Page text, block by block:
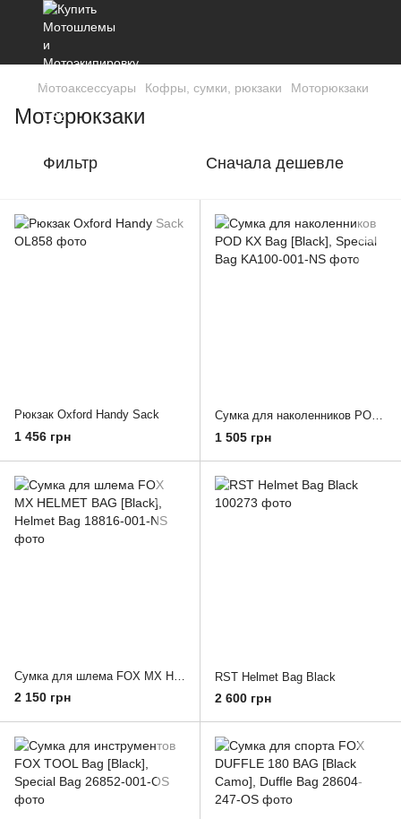
Мотоаксессуары Кофры, сумки, рюкзаки Моторюкзаки
Моторюкзаки
Фильтр Сначала дешевле
Рюкзак Oxford Handy Sack
1 456 грн
Сумка для наколенников POD KX Bag [Black], Special Bag
1 505 грн
2 150 грн
RST Helmet Bag Black
2 600 грн